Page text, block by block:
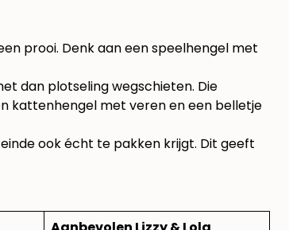
prooi. Denk aan een speelhengel met
dan plotseling wegschieten. Die
kattenhengel met veren en een belletje
ook écht te pakken krijgt. Dit geeft